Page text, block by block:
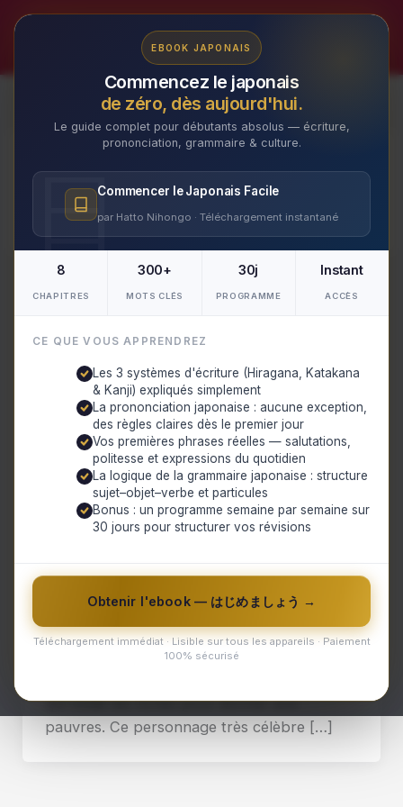
EBOOK JAPONAIS
Commencez le japonais
de zéro, dès aujourd'hui.
Le guide complet pour débutants absolus — écriture,
prononciation, grammaire & culture.
Commencer le Japonais Facile
par Hatto Nihongo · Téléchargement instantané
8
CHAPITRES
300+
MOTS CLÉS
30j
PROGRAMME
Instant
ACCÈS
CE QUE VOUS APPRENDREZ
Les 3 systèmes d'écriture (Hiragana, Katakana
& Kanji) expliqués simplement
La prononciation japonaise : aucune exception,
des règles claires dès le premier jour
Vos premières phrases réelles — salutations,
politesse et expressions du quotidien
La logique de la grammaire japonaise : structure
sujet–objet–verbe et particules
Bonus : un programme semaine par semaine sur
30 jours pour structurer vos révisions
Obtenir l'ebook — はじめましょう →
Téléchargement immédiat · Lisible sur tous les appareils · Paiement
100% sécurisé
Aller
au
Lupin III
Actualités du Japon, Culture et Traditions
Goemon
Actualités du Japon, Culture et Traditions / yuki
12 mars
légende,Lupin III,personnage historique,Robin des Bois
japonais, Toyotomi Hideyoshi ,voleur
qui volait les riches pour donner aux
pauvres. Ce personnage très célèbre […]